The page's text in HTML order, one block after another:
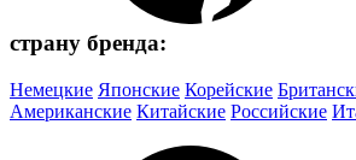
страну бренда:
Немецкие Японские Корейские
Американские Китайские Российские